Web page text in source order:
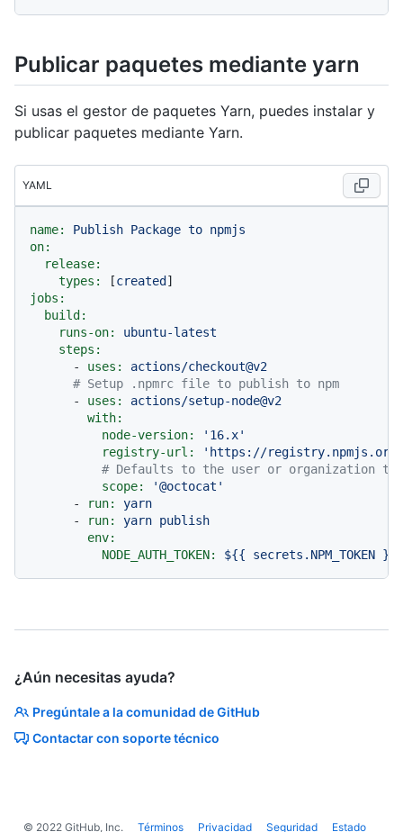
Publicar paquetes mediante yarn
Si usas el gestor de paquetes Yarn, puedes instalar y
publicar paquetes mediante Yarn.
YAML
name: Publish Package to npmjs
on:
release:
types:
[created
jobs:
build:
runs-on:
ubuntu-latest
steps:
-
uses:
actions/checkout@v2
# Setup .npmrc file to publish to npm
-
uses:
actions/setup-node@v2
with:
node-version:
'16.x'
registry-url:
'https://registry.npmjs.org'
# Defaults to the user or organization
scope:
'@octocat'
-
run:
yarn
-
run: yarn publish
env:
NODE_AUTH_TOKEN:
${{ secrets.NPM_TOKEN }}
¿Aún necesitas ayuda?
Pregúntale a la comunidad de GitHub
Contactar con soporte técnico
© 2022GitHub, Inc. Términos Privacidad Seguridad Estado